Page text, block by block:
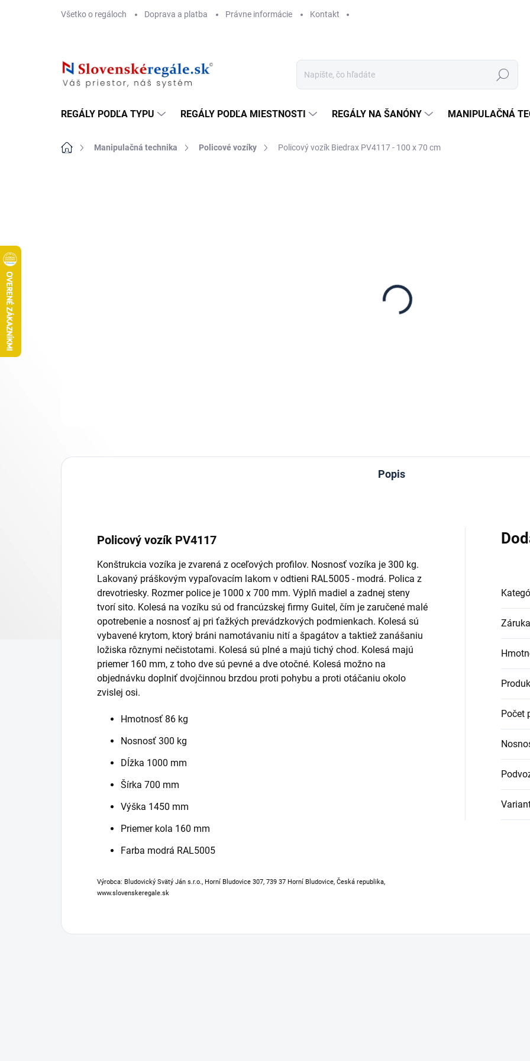
Všetko o regáloch Doprava a platba Právne informácie Kontakt
Hľadať
REGÁLY PODĽA TYPU REGÁLY PODĽA MIESTNOSTI REGÁLY NA ŠANÓNY MANIPULAČNÁ
DomovManipulačná technika Policové vozíky Policový vozík Biedrax PV4117 - 100 x 70 cm
Popis
Policový vozík PV4117
Konštrukcia vozíka je zvarená z oceľových profilov. Nosnosť vozíka je 300 kg.
Lakovaný práškovým vypaľovacím lakom v odtieni RAL5005 - modrá. Polica z
drevotriesky. Rozmer police je 1000 x 700 mm. Výplň madiel a zadnej steny
tvorí sito. Kolesá na vozíku sú od francúzskej firmy Guitel, čím je zaručené malé
opotrebenie a nosnosť aj pri ťažkých prevádzkových podmienkach. Kolesá sú
vybavené krytom, ktorý bráni namotávaniu nití a špagátov a taktiež zanášaniu
ložiska rôznymi nečistotami. Kolesá sú plné a majú tichý chod. Kolesá majú
priemer 160 mm, z toho dve sú pevné a dve otočné. Kolesá možno na
objednávku doplniť dvojčinnou brzdou proti pohybu a proti otáčaniu okolo
zvislej osi.
Hmotnosť 86 kg
Nosnosť 300 kg
Dĺžka 1000 mm
Šírka 700 mm
Výška 1450 mm
Priemer kola 160 mm
Farba modrá RAL5005
Výrobca: Bludovický Svätý Ján s.r.o., Horní Bludovice 307, 739 37 Horní Bludovice, Česká republika,
www.slovenskeregale.sk
Záruka
Počet